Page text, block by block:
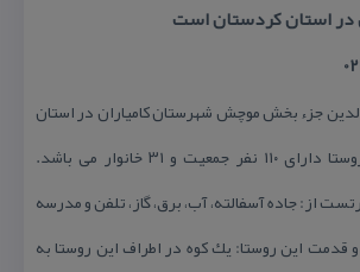
در استان كردستان است
جزء بخش موچش شهرستان كامیاران در استان
كردستان است این روستا دارای ۱۱۰ نفر جمعیت و ۳۱ خانوار می باشد.
از: جاده آسفالته، آب، برق، گاز، تلفن و مدرسه
قدمت این روستا: یك كوه در اطراف این روستا به